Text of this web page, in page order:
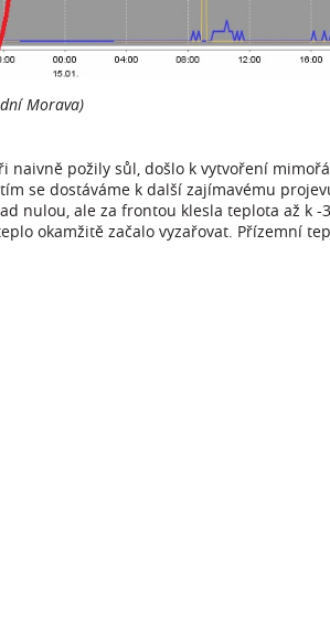
Morava)
naivně požily sůl, došlo k vytvoření
se dostáváme k další zajímavému
nulou, ale za frontou klesla teplota až k -
okamžitě začalo vyzařovat. Přízemní